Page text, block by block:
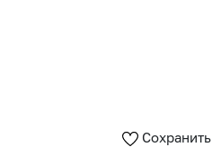
Сохранить